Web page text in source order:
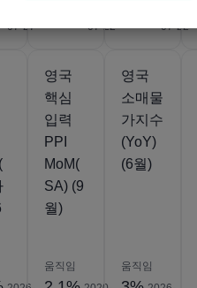
07-27
07-22
07-22
영국
핵심
입력
PPI
MoM(
SA) (9
월)
움직임
영국
소매물
가지수
(YoY)
(6월)
움직임